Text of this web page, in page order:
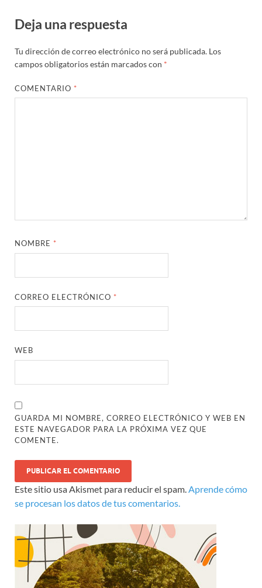
Deja una respuesta
Tu dirección de correo electrónico no será publicada. Los
campos obligatorios están marcados con *
COMENTARIO *
NOMBRE *
CORREO ELECTRÓNICO *
WEB
GUARDA MI NOMBRE, CORREO ELECTRÓNICO Y WEB EN
ESTE NAVEGADOR PARA LA PRÓXIMA VEZ QUE
COMENTE.
Este sitio usa Akismet para reducir el spam. Aprende cómo
se procesan los datos de tus comentarios.